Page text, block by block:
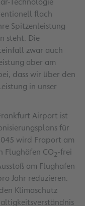
flach
Spitzenleistung
steht. Die
zwar auch
aber am
dass wir über den
in unser
Airport ist
für
wird Fraport am
Flughäfen CO2-frei
am Flughafen
Jahr reduzieren.
Klimaschutz